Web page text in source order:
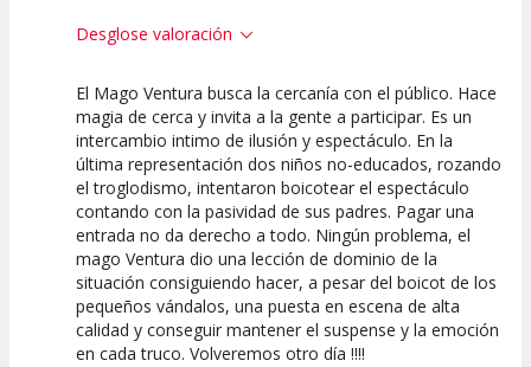
Desglose valoración
10
Calidad del
Espectáculo
10
Puesta en
Escena
10
Interpretación
artística
El Mago Ventura busca la cercanía con el público. Hace
magia de cerca y invita a la gente a participar. Es un
intercambio intimo de ilusión y espectáculo. En la
última representación dos niños no-educados, rozando
el troglodismo, intentaron boicotear el espectáculo
contando con la pasividad de sus padres. Pagar una
entrada no da derecho a todo. Ningún problema, el
mago Ventura dio una lección de dominio de la
situación consiguiendo hacer, a pesar del boicot de los
pequeños vándalos, una puesta en escena de alta
calidad y conseguir mantener el suspense y la emoción
en cada truco. Volveremos otro día !!!!